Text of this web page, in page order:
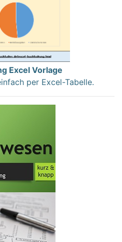
Excel Vorlage
per Excel-Tabelle.